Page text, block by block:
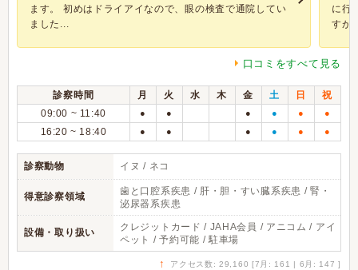
ます。 初めはドライアイなので、眼の検査で通院してい
ました...
に行
すが
口コミをすべて見る
診察時間 月 火 水 木 金 土 日
祝
09:00 ~ 11:40
● ● ● ● ● ●
16:20 ~ 18:40 ● ● ● ● ● ●
診察動物 イヌ / ネコ
得意診察領域
歯と口腔系疾患 / 肝・胆・すい臓系疾患 / 腎・
泌尿器系疾患
設備・取り扱い
クレジットカード / JAHA会員 / アニコム / アイ
ペット / 予約可能 / 駐車場
↑ アクセス数: 29,160 [7月: 161 | 6月: 147 ]